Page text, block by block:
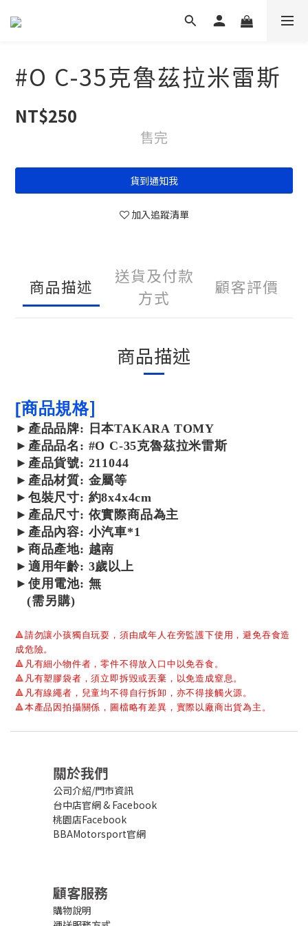
#O C-35克魯茲拉米雷斯
NT$250
售完
貨到通知我
加入追蹤清單
商品描述
送貨及付款
方式
顧客評價
商品描述
[商品規格]
► 產品品牌: 日本TAKARA TOMY
► 產品品名: #O C-35克魯茲拉米雷斯
► 產品貨號: 211044
►產品材質: 金屬等
►包裝尺寸: 約8x4x4cm
►產品尺寸: 依實際商品為主
►產品內容: 小汽車*1
►商品產地: 越南
►適用年齡: 3歲以上
►使用電池: 無
(需另購)
🔺請勿讓小孩獨自玩耍，須由成年人在旁監護下使用，避免吞食造
成危險。
🔺 凡有細小物件者，零件不得放入口中以免吞食。
🔺 凡有塑膠袋者，須立即拆毀或丟棄，以免造成窒息。
🔺 凡有線繩者，兒童均不得自行拆卸，亦不得接觸火源。
🔺本產品因拍攝關係，圖檔略有差異，實際以廠商出貨為主。
關於我們
公司介紹/門市資訊
台中店官網& Facebook
桃園店Facebook
BBAMotorsport官網
顧客服務
購物說明